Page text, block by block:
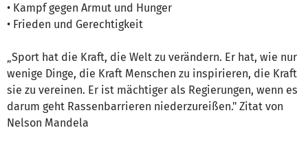
• Kampf gegen Armut und Hunger
• Frieden und Gerechtigkeit
„Sport hat die Kraft, die Welt zu verändern. Er hat, wie nur
wenige Dinge, die Kraft Menschen zu inspirieren, die Kraft
sie zu vereinen. Er ist mächtiger als Regierungen, wenn es
darum geht Rassenbarrieren niederzureißen." Zitat von
Nelson Mandela